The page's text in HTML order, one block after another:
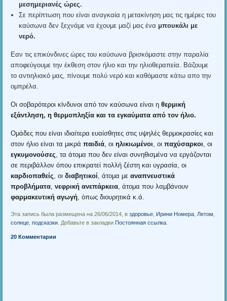
μεσημεριανές ώρες.
Σε περίπτωση που είναι αναγκαία η μετακίνηση μας τις ημέρες του
καύσωνα δεν ξεχνάμε να έχουμε μαζί μας ένα μπουκάλι με
νερό.
Εαν τις επικύνδινες ώρες του καύσωνα βρισκόμαστε στην παραλία
αποφεύγουμε την έκθεση στον ήλιο και την ηλιοθεραπεία. Βάζουμε
το αντιηλιακό μας,πίνουμε πολύ νερό και καθόμαστε κάτω απο την
ομπρέλα.
Οι σοβαρότεροι κίνδυνοι από τον καύσωνα είναι η θερμική
εξάντληση,η θερμοπληξία και τα εγκαύματα από τον ήλιο.
Ομάδες που είναι ιδιαίτερα ευαίσθητες στις υψηλές θερμοκρασίες και
στον ήλιο είναι τα μικρά παιδιά,οι ηλικιωμένοι,οι παχύσαρκοι,οι
εγκυμονούσες,τα άτομα που δεν είναι συνηθισμένα να εργάζονται
σε περιβάλλον όπου επικρατεί πολλή ζέστη και υγρασία,οι
καρδιοπαθείς,οι διαβητικοί,άτομα με αναπνευστικά
προβλήματα,νεφρική ανεπάρκεια,άτομα που λαμβάνουν
φαρμακευτική αγωγή,όπως διουρητικά κ.ά.
Эта запись была размещена на 26/06/2014, вздоровье Ирини Номера Летом
солнце ,подсказки . Добавьте в закладки Постоянная ссылка
20 Комментарии